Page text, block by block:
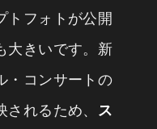
トフォトが公開
大きいです。新
・コンサートの
れるため、
ス